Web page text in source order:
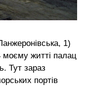
1)
моєму житті палац
Тут зараз
портів